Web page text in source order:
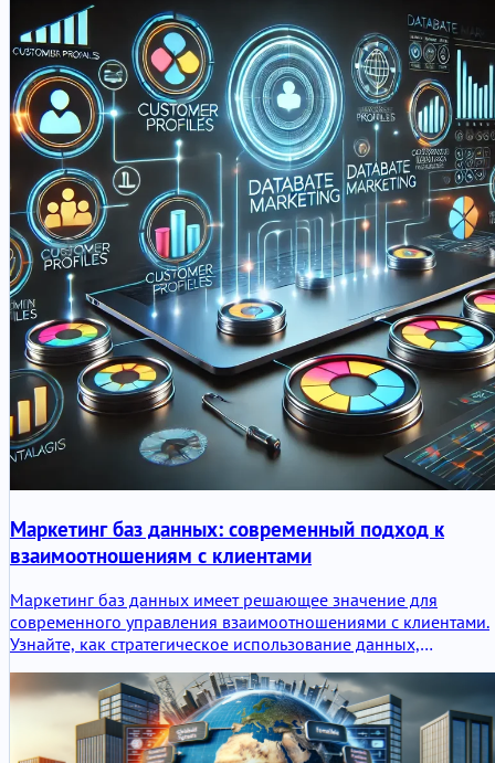
как бэкенд-разработка отвечает за программирование и
управление серверной частью.
Маркетинг баз данных: современный подход к
взаимоотношениям с клиентами
Маркетинг баз данных имеет решающее значение для
современного управления взаимоотношениями с клиентами.
Узнайте, как стратегическое использование данных,
персонализированным взаимодействиям с клиентами и
устойчивому росту.